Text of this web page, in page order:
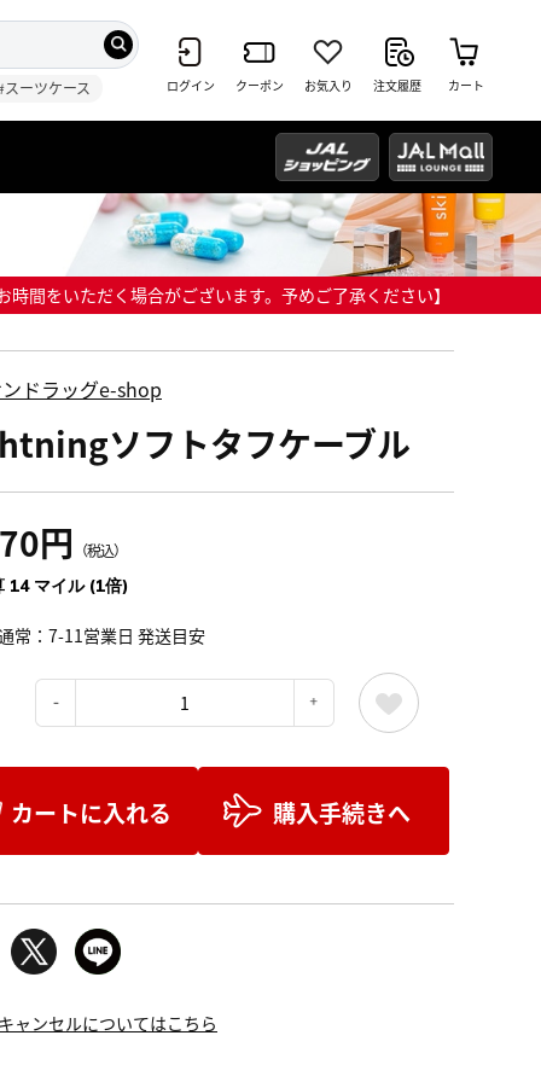
スーツケース ログイン クーポン お気入り 注文履歴 カート
間をいただく場合がございます。予めご了承ください】
ドラッグe-shop
ソフトタフケーブル
円 （税込）
14 マイル (1倍)
常：7-11営業日 発送目安
カートに入れる 購入手続きへ
ャンセルについてはこちら